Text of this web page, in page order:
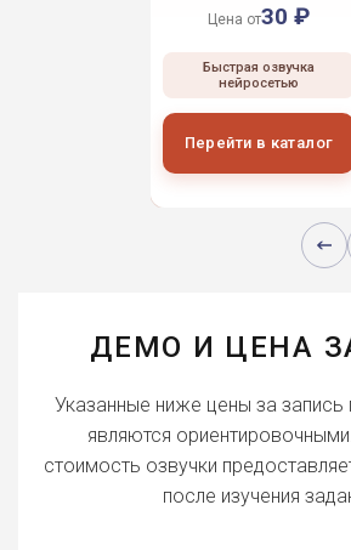
Цена от30 ₽
Быстрая озвучка
нейросетью
Перейти в каталог
ДЕМО И ЦЕНА
Указанные ниже цены за запись
являются
стоимость озвучки
после изучения